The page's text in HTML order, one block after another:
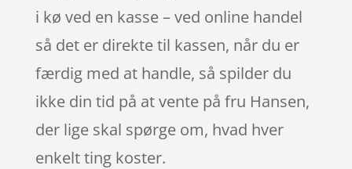
i kø ved en kasse – ved online handel
så det er direkte til kassen, når du er
færdig med at handle, så spilder du
ikke din tid på at vente på fru Hansen,
der lige skal spørge om, hvad hver
enkelt ting koster.